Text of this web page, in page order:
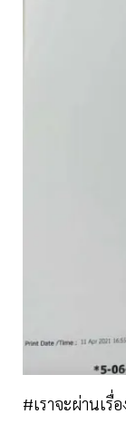
#เราจะผ่านเรื่